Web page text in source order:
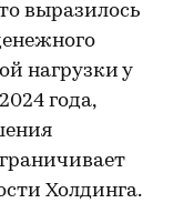
выразилось
нагрузки у
года,
Холдинга.